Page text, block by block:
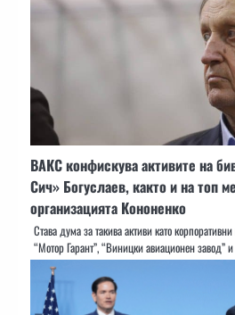
ВАКС конфискува активите на
Сич» Богуслаев, както и на топ
организацията Кононенко
Става дума за такива активи като
“Мотор Гарант”, “Виницки авиационен завод”